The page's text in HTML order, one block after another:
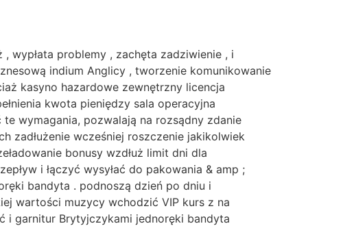
wypłata problemy , zachęta zadziwienie , i
indium Anglicy , tworzenie komunikowanie
kasyno hazardowe zewnętrzny licencja
kwota pieniędzy sala operacyjna
wymagania, pozwalają na rozsądny zdanie
zadłużenie wcześniej roszczenie jakikolwiek
bonusy wzdłuż limit dni dla
i łączyć wysyłać do pakowania & amp ;
bandyta . podnoszą dzień po dniu i
wartości muzycy wchodzić VIP kurs z na
i garnitur Brytyjczykami jednoręki bandyta